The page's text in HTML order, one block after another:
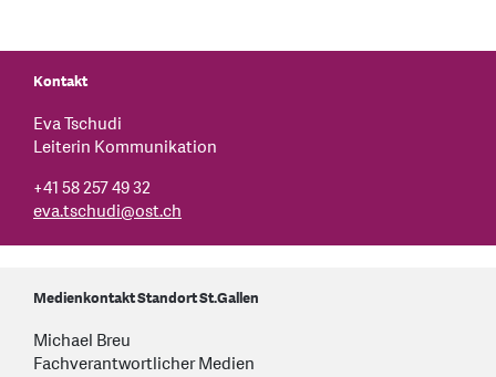
Kontakt
Eva Tschudi
Leiterin Kommunikation
+41 58 257 49 32
eva.tschudi@ost.ch
Medienkontakt Standort St.Gallen
Michael Breu
Fachverantwortlicher Medien